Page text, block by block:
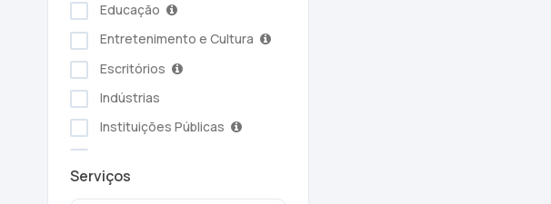
Educação
Entretenimento e Cultura
Escritórios
Indústrias
Instituições Públicas
Serviços Pessoais
Serviços